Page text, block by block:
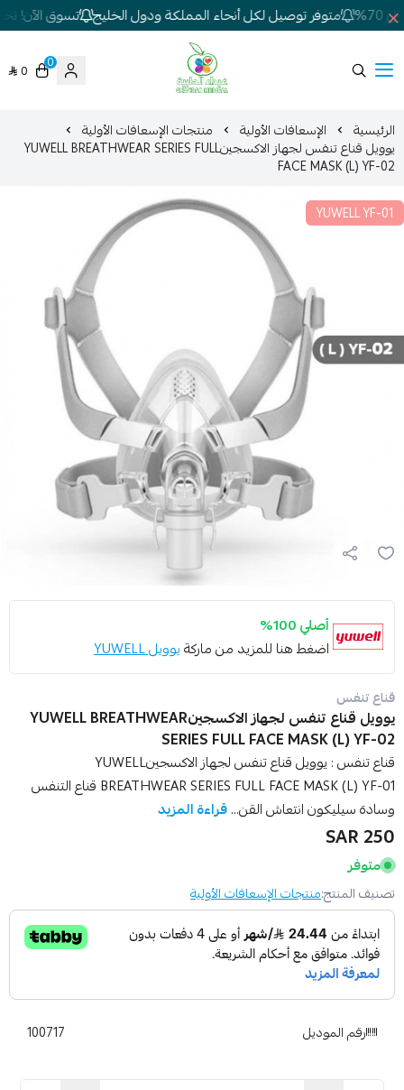
متوفر توصيل لكل أنحاء المملكة ودول الخليج تسوق الآن!
شركة غيداء المتطورة الطبية
0
0
الرئيسية الإسعافات الأولية منتجات الإسعافات الأولية
يوويل قناع تنفس لجهاز الاكسجينYUWELL BREATHWEAR SERIES FULL
FACE MASK (L) YF-02
YUWELL YF-01
أصلي 100%
اضغط هنا للمزيد من ماركةيوويل YUWELL
قناع تنفس
يوويل قناع تنفس لجهاز الاكسجينYUWELL BREATHWEAR
SERIES FULL FACE MASK (L) YF-02
قناع تنفس : يوويل قناع تنفس لجهاز الاكسجينYUWELL
BREATHWEAR SERIES FULL FACE MASK (L) YF-01 قناع التنفس
وسادة سيليكون انتعاش القن...قراءة المزيد
250 SAR
متوفر
تصنيف المنتج:منتجات الإسعافات الأولية
رقم الموديل 100717